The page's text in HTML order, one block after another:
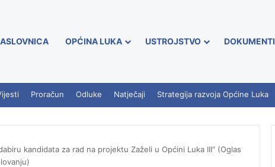
OPĆINA LUKA USTROJSTVO DOKUMENTI
Proračun Odluke Natječaji Strategija razvoja Općine Luka
kandidata za rad na projektu Zaželi u Općini Luka III“ (Oglas